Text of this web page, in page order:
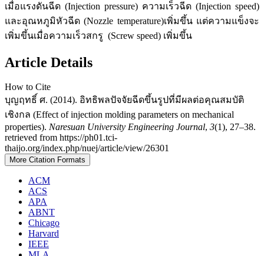
เมื่อแรงดันฉีด (Injection pressure) ความเร็วฉีด (Injection speed)
และอุณหภูมิหัวฉีด (Nozzle temperature)เพิ่มขึ้น แต่ความแข็งจะ
เพิ่มขึ้นเมื่อความเร็วสกรู (Screw speed) เพิ่มขึ้น
Article Details
How to Cite
บุญฤทธิ์ ศ. (2014). อิทธิพลปัจจัยฉีดขึ้นรูปที่มีผลต่อคุณสมบัติ
เชิงกล (Effect of injection molding parameters on mechanical
properties). Naresuan University Engineering Journal, 3(1), 27–38.
retrieved from https://ph01.tci-
thaijo.org/index.php/nuej/article/view/26301
More Citation Formats
ACM
ACS
APA
ABNT
Chicago
Harvard
IEEE